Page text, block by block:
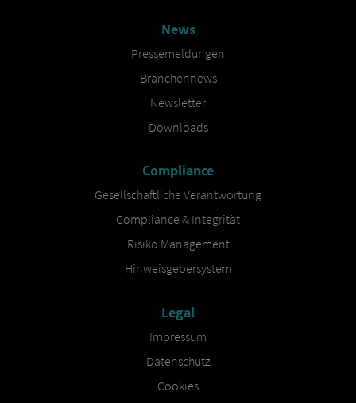
News
Pressemeldungen
Branchennews
Newsletter
Downloads
Compliance
Gesellschaftliche Verantwortung
Compliance & Integrität
Risiko Management
Hinweisgebersystem
Legal
Impressum
Datenschutz
Cookies